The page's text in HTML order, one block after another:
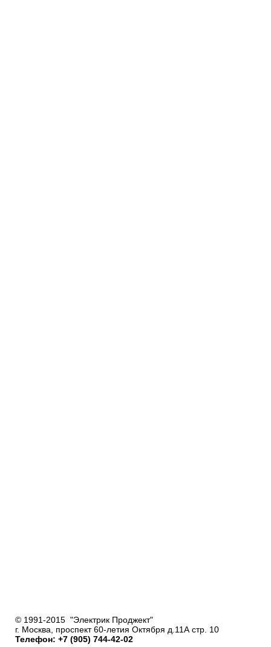
© 1991-2015 "Электрик Проджект"
г. Москва, проспект 60-летия Октября д.11А стр. 10
Телефон: +7 (905) 744-42-02